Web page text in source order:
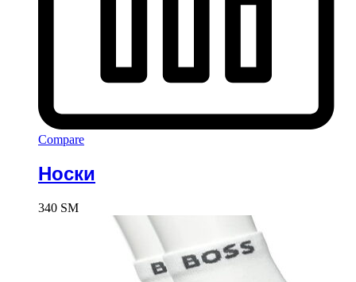
Compare
Носки
340 ЅМ